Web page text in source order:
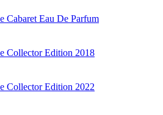
Cabaret Eau De Parfum
Collector Edition 2018
Collector Edition 2022